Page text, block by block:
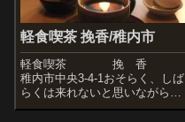
軽食喫茶 挽香/稚内市
軽食喫茶 挽 香
稚内市中央3-4-1おそらく、しば
らくは来れないと思いながら早
朝に訪問。この日はカウンター